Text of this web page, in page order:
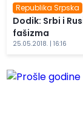
Republika Srpska
Dodik: Srbi i
fašizma
25.05.2018. | 16:16